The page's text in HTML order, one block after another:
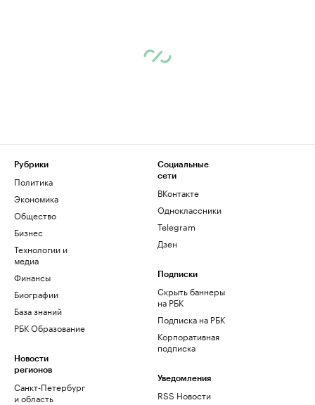
Рубрики
Политика
Экономика
Общество
Бизнес
Технологии и
медиа
Финансы
Биографии
База знаний
РБК Образование
Новости
регионов
Санкт-Петербург
и область
Социальные
сети
ВКонтакте
Одноклассники
Telegram
Дзен
Подписки
Скрыть баннеры
на РБК
Подписка на РБК
Корпоративная
подписка
Уведомления
RSS Новости